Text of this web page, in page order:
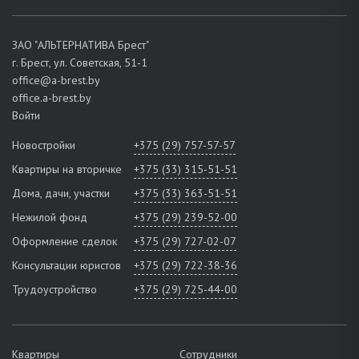
ЗАО "АЛЬТЕРНАТИВА Брест"
г. Брест, ул. Советская, 51-1
office@a-brest.by
office.a-brest.by
Войти
Новостройки
+375 (29) 757-57-57
Квартиры на вторичке
+375 (33) 315-51-51
Дома, дачи, участки
+375 (33) 363-51-51
Нежилой фонд
+375 (29) 239-52-00
Оформление сделок
+375 (29) 727-02-07
Консультации юристов
+375 (29) 722-38-36
Трудоустройство
+375 (29) 725-44-00
Квартиры Сотрудники